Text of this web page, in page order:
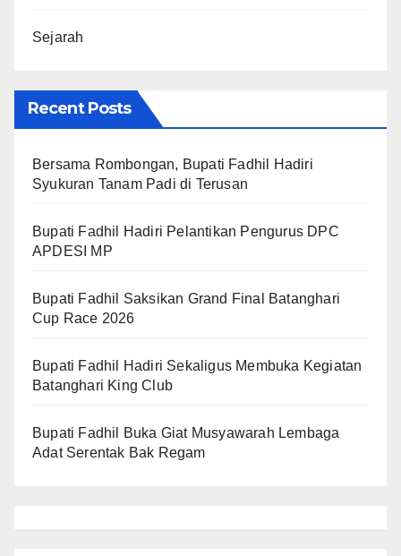
Sejarah
Recent Posts
Bersama Rombongan, Bupati Fadhil Hadiri
Syukuran Tanam Padi di Terusan
Bupati Fadhil Hadiri Pelantikan Pengurus DPC
APDESI MP
Bupati Fadhil Saksikan Grand Final Batanghari
Cup Race 2026
Bupati Fadhil Hadiri Sekaligus Membuka Kegiatan
Batanghari King Club
Bupati Fadhil Buka Giat Musyawarah Lembaga
Adat Serentak Bak Regam